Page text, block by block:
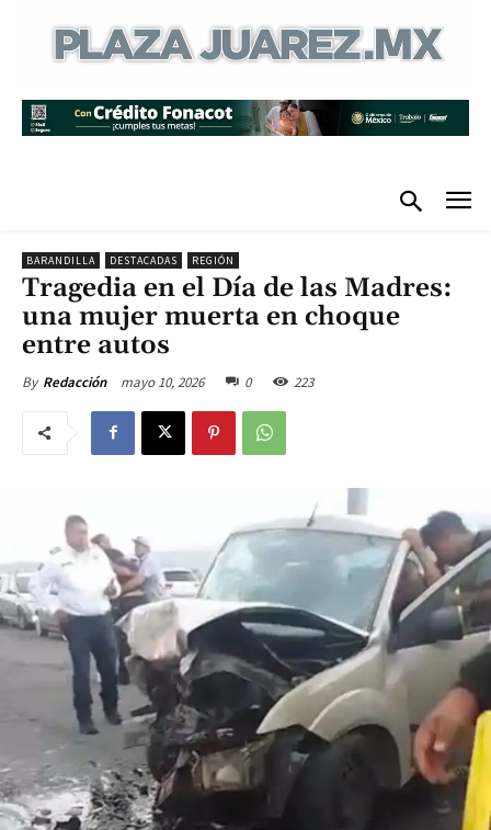
BARANDILLA DESTACADAS REGIÓN
Tragedia en el Día de las Madres:
una mujer muerta en choque
entre autos
By Redacción mayo 10, 2026 0 223